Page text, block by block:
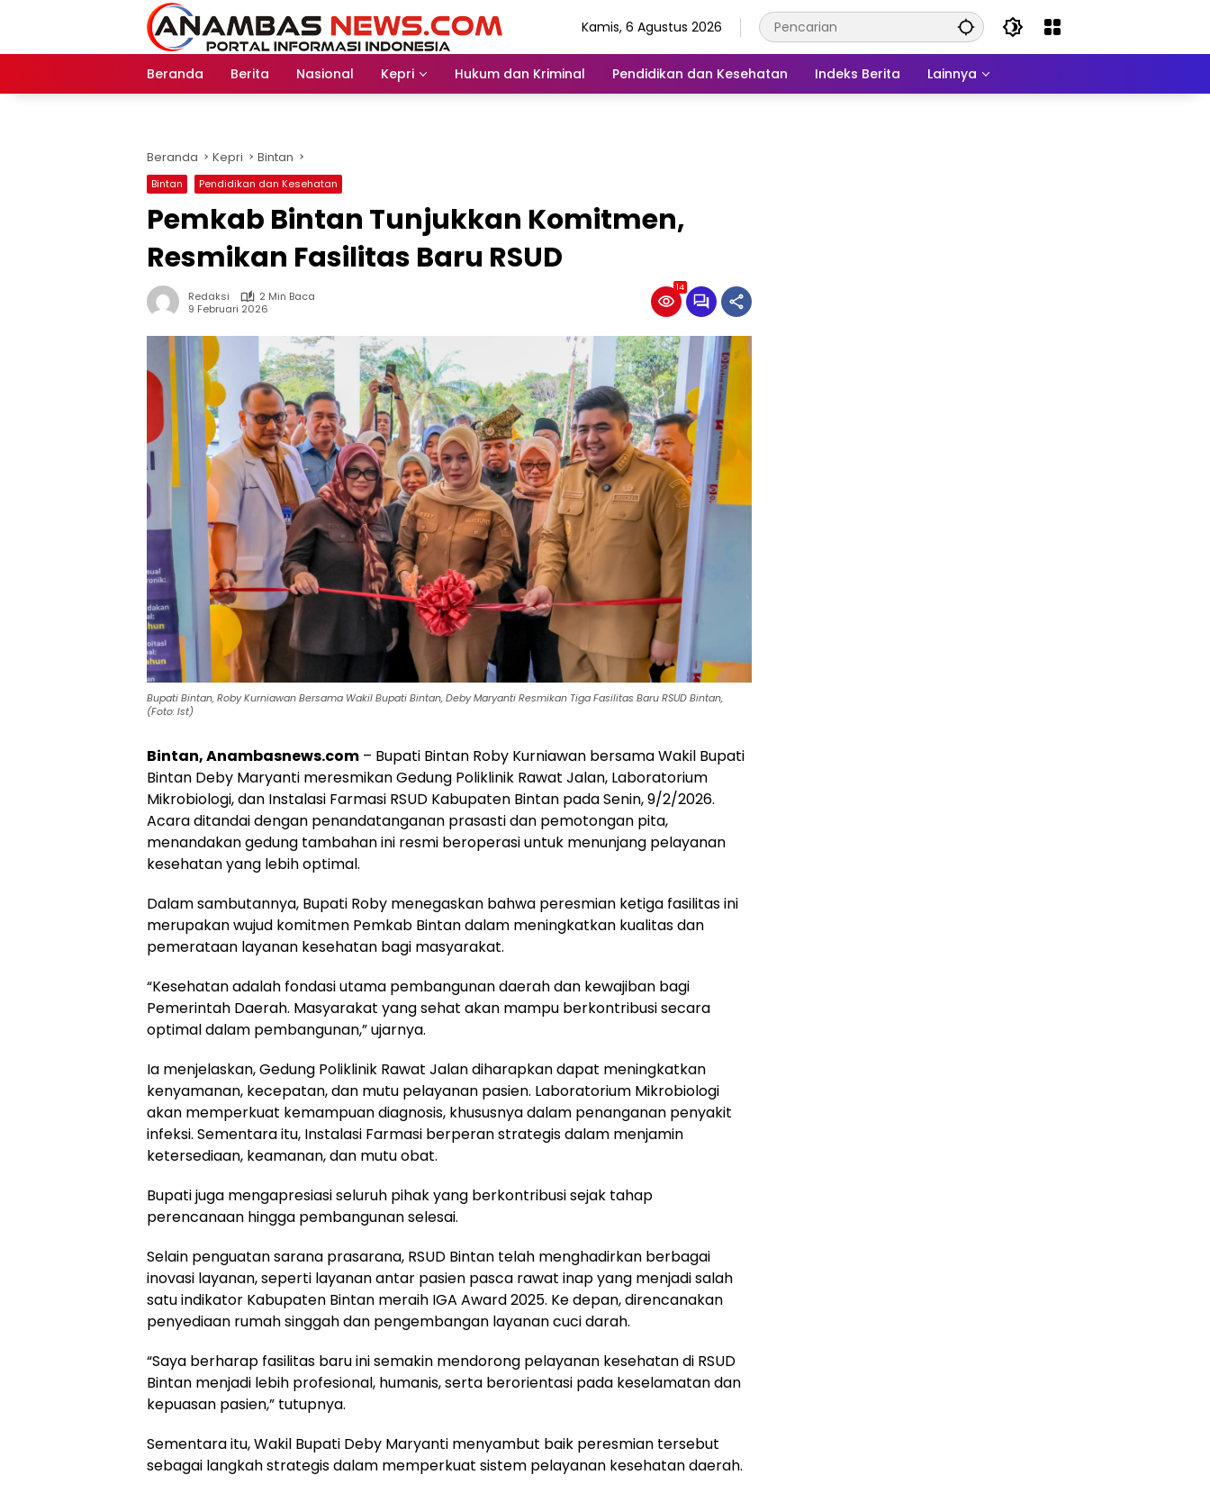
Kamis, 6 Agustus 2026
Beranda Berita Nasional Kepri Hukum dan Kriminal Pendidikan dan Kesehatan Indeks Berita Lainnya
Beranda Kepri Bintan
Bintan Pendidikan dan Kesehatan
Pemkab Bintan Tunjukkan Komitmen,
Resmikan Fasilitas Baru RSUD
Redaksi
2 Min Baca
9 Februari 2026
14
Bupati Bintan, Roby Kurniawan Bersama Wakil Bupati Bintan, Deby Maryanti Resmikan Tiga Fasilitas Baru RSUD Bintan,
(Foto: Ist)
Bintan, Anambasnews.com – Bupati Bintan Roby Kurniawan bersama Wakil Bupati
Bintan Deby Maryanti meresmikan Gedung Poliklinik Rawat Jalan, Laboratorium
Mikrobiologi, dan Instalasi Farmasi RSUD Kabupaten Bintan pada Senin, 9/2/2026.
Acara ditandai dengan penandatanganan prasasti dan pemotongan pita,
menandakan gedung tambahan ini resmi beroperasi untuk menunjang pelayanan
kesehatan yang lebih optimal.
Dalam sambutannya, Bupati Roby menegaskan bahwa peresmian ketiga fasilitas ini
merupakan wujud komitmen Pemkab Bintan dalam meningkatkan kualitas dan
pemerataan layanan kesehatan bagi masyarakat.
“Kesehatan adalah fondasi utama pembangunan daerah dan kewajiban bagi
Pemerintah Daerah. Masyarakat yang sehat akan mampu berkontribusi secara
optimal dalam pembangunan,” ujarnya.
Ia menjelaskan, Gedung Poliklinik Rawat Jalan diharapkan dapat meningkatkan
kenyamanan, kecepatan, dan mutu pelayanan pasien. Laboratorium Mikrobiologi
akan memperkuat kemampuan diagnosis, khususnya dalam penanganan penyakit
infeksi. Sementara itu, Instalasi Farmasi berperan strategis dalam menjamin
ketersediaan, keamanan, dan mutu obat.
Bupati juga mengapresiasi seluruh pihak yang berkontribusi sejak tahap
perencanaan hingga pembangunan selesai.
Selain penguatan sarana prasarana, RSUD Bintan telah menghadirkan berbagai
inovasi layanan, seperti layanan antar pasien pasca rawat inap yang menjadi salah
satu indikator Kabupaten Bintan meraih IGA Award 2025. Ke depan, direncanakan
penyediaan rumah singgah dan pengembangan layanan cuci darah.
“Saya berharap fasilitas baru ini semakin mendorong pelayanan kesehatan di RSUD
Bintan menjadi lebih profesional, humanis, serta berorientasi pada keselamatan dan
kepuasan pasien,” tutupnya.
Sementara itu, Wakil Bupati Deby Maryanti menyambut baik peresmian tersebut
sebagai langkah strategis dalam memperkuat sistem pelayanan kesehatan daerah.